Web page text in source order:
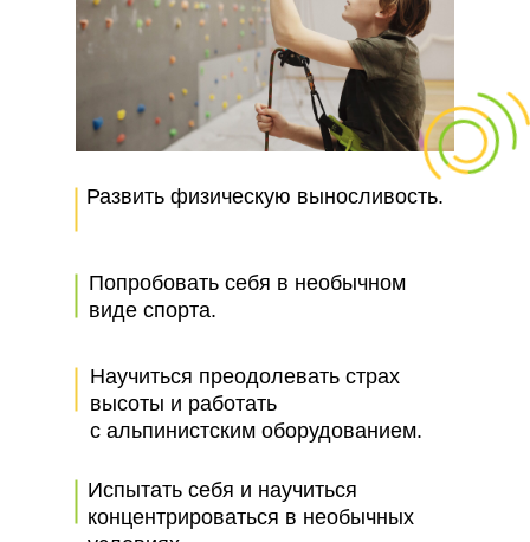
Развить физическую выносливость.
Попробовать себя в необычном
виде спорта.
Научиться преодолевать страх
высоты и работать
с альпинистским оборудованием.
Испытать себя и научиться
концентрироваться в необычных